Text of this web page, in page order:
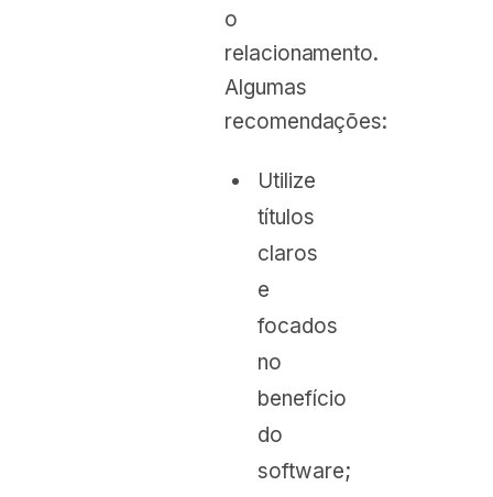
o
relacionamento.
Algumas
recomendações:
Utilize
títulos
claros
e
focados
no
benefício
do
software;